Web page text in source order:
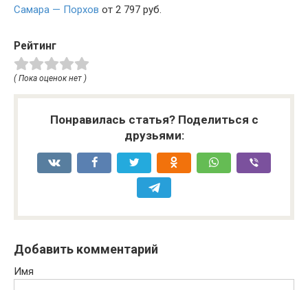
Самара — Порхов от 2 797 руб.
Рейтинг
( Пока оценок нет )
Понравилась статья? Поделиться с
друзьями:
Добавить комментарий
Имя